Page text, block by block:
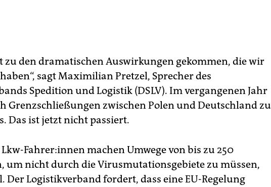
zu den dramatischen Auswirkungen gekommen, die wir
sagt Maximilian Pretzel, Sprecher des
Spedition und Logistik (DSLV). Im vergangenen Jahr
Grenzschließungen zwischen Polen und Deutschland zu
Das ist jetzt nicht passiert.
Fahrer:innen machen Umwege von bis zu 250
um nicht durch die Virusmutationsgebiete zu müssen,
Der Logistikverband fordert, dass eine EU-Regelung